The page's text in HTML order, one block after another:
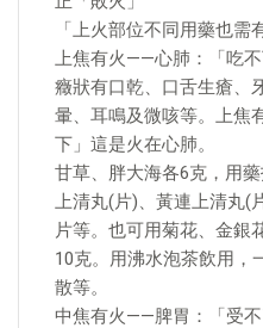
「上火部位不同用藥也需
上焦有火——心肺：「吃不
癥狀有口乾、口舌生瘡、
暈、耳鳴及微咳等。上焦
下」這是火在心肺。
甘草、胖大海各6克，用
上清丸(片)、黃連上清丸(
片等。也可用菊花、金銀
10克。用沸水泡茶飲用，
散等。
中焦有火——脾胃：「受不